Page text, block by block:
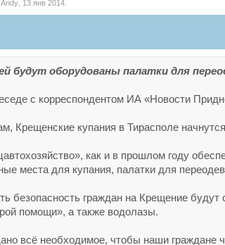
Andy 13 янв 2014
будут оборудованы палатки для
с корреспондентом ИА «Новости
Крещенские купания в Тирасполе
как и в прошлом году
места для купания, палатки для
безопасность граждан на Крещение
помощи», а также водолазы.
всё необходимое, чтобы наши граждане